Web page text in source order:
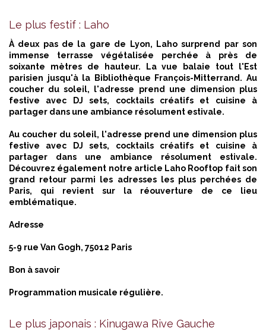
Le plus festif : Laho
À deux pas de la gare de Lyon, Laho surprend par son
immense terrasse végétalisée perchée à près de
soixante mètres de hauteur. La vue balaie tout l'Est
parisien jusqu'à la Bibliothèque François-Mitterrand. Au
coucher du soleil, l'adresse prend une dimension plus
festive avec DJ sets, cocktails créatifs et cuisine à
partager dans une ambiance résolument estivale.
Au coucher du soleil, l'adresse prend une dimension plus
festive avec DJ sets, cocktails créatifs et cuisine à
partager dans une ambiance résolument estivale.
Découvrez également notre article Laho Rooftop fait son
grand retour parmi les adresses les plus perchées de
Paris, qui revient sur la réouverture de ce lieu
emblématique.
Adresse
5-9 rue Van Gogh, 75012 Paris
Bon à savoir
Programmation musicale régulière.
Le plus japonais : Kinugawa Rive Gauche